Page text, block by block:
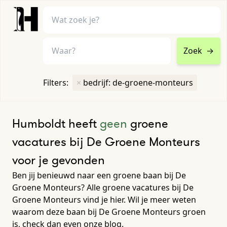
Zoek →
Filters: × bedrijf: de-groene-monteurs
Humboldt heeft geen groene
vacatures bij De Groene Monteurs
voor je gevonden
Ben jij benieuwd naar een groene baan bij De
Groene Monteurs? Alle groene vacatures bij De
Groene Monteurs vind je hier. Wil je meer weten
waarom deze baan bij De Groene Monteurs groen
is, check dan even onze blog.